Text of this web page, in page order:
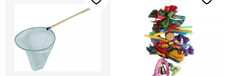
Lägg till i favoriter Lägg